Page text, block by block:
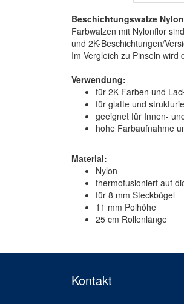
Beschichtungswalze
Farbwalzen mit Nylonflor
und 2K-Beschichtungen/
Im Vergleich zu Pinseln
Verwendung:
für 2K-Farben und
für glatte und
geeignet für Innen-
hohe Farbaufnahme
Material:
Nylon
thermofusioniert auf
für 8 mm Steckbügel
11 mm Polhöhe
25 cm Rollenlänge
Kontakt